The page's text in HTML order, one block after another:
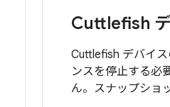
Cuttlefish
Cuttlefish デバイ
ンスを停止する必
ん。スナップショ